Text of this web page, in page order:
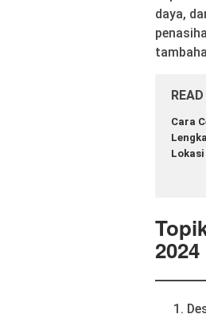
daya,
Cara
2024